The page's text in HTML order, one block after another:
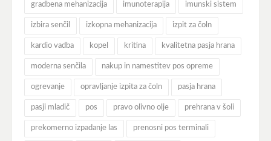
gradbena mehanizacija imunoterapija imunski sistem
izbira senčil izkopna mehanizacija izpit za čoln
kardio vadba kopel kritina kvalitetna pasja hrana
moderna senčila nakup in namestitev pos opreme
ogrevanje opravljanje izpita za čoln pasja hrana
pasji mladič pos pravo olivno olje prehrana v šoli
prekomerno izpadanje las prenosni pos terminali